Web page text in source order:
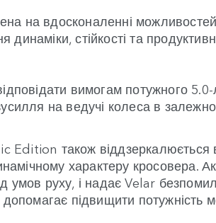
на вдосконаленні
стійкості та
вимогам потужного
на ведучі колеса в
також віддзеркалюється в
характеру кросовера.
умов руху, і надає Velar
допомагає підвищити потужність